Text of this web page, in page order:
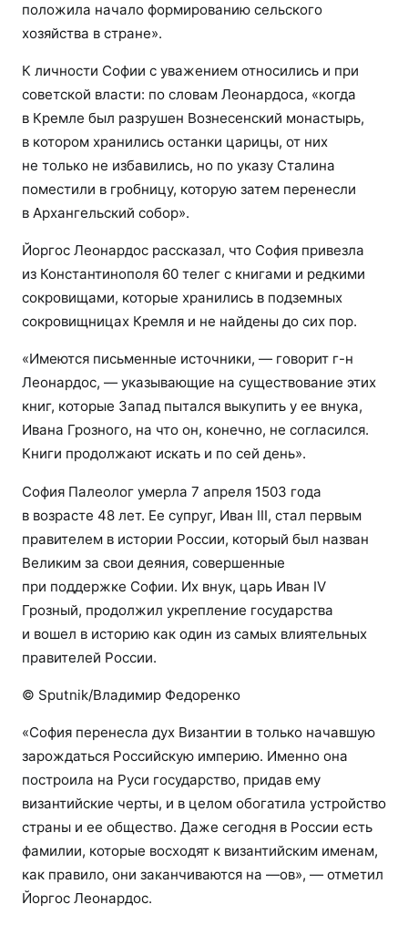
положила начало формированию сельского
хозяйства в стране».
К личности Софии с уважением относились и при
советской власти: по словам Леонардоса, «когда
в Кремле был разрушен Вознесенский монастырь,
в котором хранились останки царицы, от них
не только не избавились, но по указу Сталина
поместили в гробницу, которую затем перенесли
в Архангельский собор».
Йоргос Леонардос рассказал, что София привезла
из Константинополя 60 телег с книгами и редкими
сокровищами, которые хранились в подземных
сокровищницах Кремля и не найдены до сих пор.
«Имеются письменные источники, — говорит г-н
Леонардос, — указывающие на существование этих
книг, которые Запад пытался выкупить у ее внука,
Ивана Грозного, на что он, конечно, не согласился.
Книги продолжают искать и по сей день».
София Палеолог умерла 7 апреля 1503 года
в возрасте 48 лет. Ее супруг, Иван III, стал первым
правителем в истории России, который был назван
Великим за свои деяния, совершенные
при поддержке Софии. Их внук, царь Иван IV
Грозный, продолжил укрепление государства
и вошел в историю как один из самых влиятельных
правителей России.
© Sputnik/Владимир Федоренко
«София перенесла дух Византии в только начавшую
зарождаться Российскую империю. Именно она
построила на Руси государство, придав ему
византийские черты, и в целом обогатила устройство
страны и ее общество. Даже сегодня в России есть
фамилии, которые восходят к византийским именам,
как правило, они заканчиваются на —ов», — отметил
Йоргос Леонардос.